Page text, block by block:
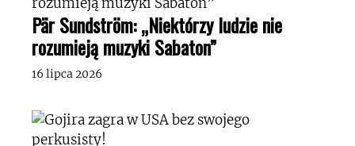
Pär Sundström: „Niektórzy ludzie nie
rozumieją muzyki Sabaton”
16 lipca 2026